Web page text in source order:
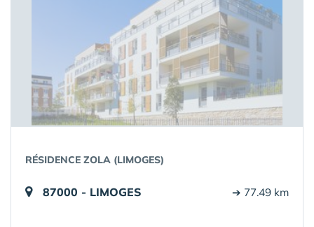
RÉSIDENCE ZOLA (LIMOGES)
87000 - LIMOGES ➔ 77.49 km